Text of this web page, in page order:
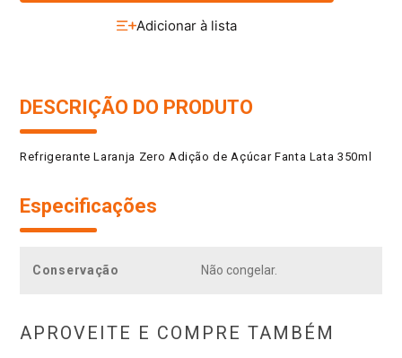
DESCRIÇÃO DO PRODUTO
Refrigerante Laranja Zero Adição de Açúcar Fanta Lata 350ml
Especificações
Conservação Não congelar.
APROVEITE E COMPRE TAMBÉM